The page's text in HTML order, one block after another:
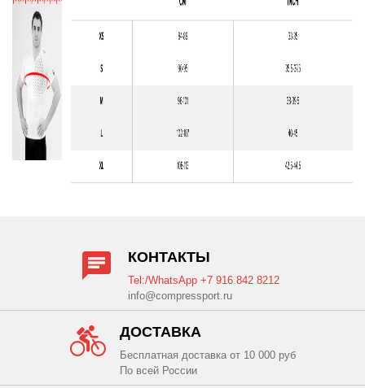
КОНТАКТЫ
Tel:/WhatsApp +7 916 842 8212
info@compressport.ru
ДОСТАВКА
Бесплатная доставка от 10 000 руб
По всей России